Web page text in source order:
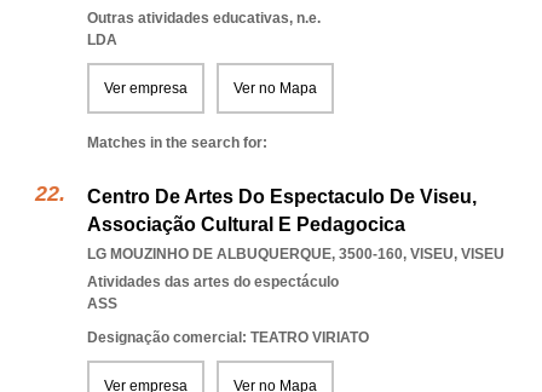
Outras atividades educativas, n.e.
LDA
Ver empresa Ver no Mapa
Matches in the search for:
Centro De Artes Do Espectaculo De Viseu,
Associação Cultural E Pedagocica
LG MOUZINHO DE ALBUQUERQUE, 3500-160, VISEU, VISEU
Atividades das artes do espectáculo
ASS
Designação comercial: TEATRO VIRIATO
Ver empresa Ver no Mapa